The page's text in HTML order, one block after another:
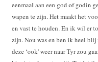
eenmaal aan een god of godin
wapen te zijn. Het maakt het
en vast te houden. En ik wil er
zijn. Nou was en ben ik heel
deze ‘ook' weer naar Tyr zou